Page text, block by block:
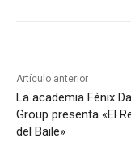
Artículo anterior
La academia Fénix
Group presenta «El
del Baile»